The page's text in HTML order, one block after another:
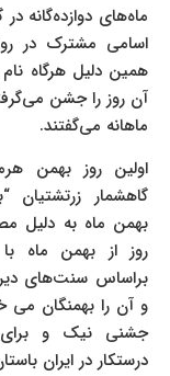
ماه‌های دوازده‌گانه
اسامی مشترک در
همین دلیل هرگاه
آن روز را جشن
ماهانه می‌گفتند.
اولین روز بهمن
گاهشمار زرتشتیان
بهمن ماه به دلیل
روز از بهمن ماه
براساس سنت‌های
و آن را بهمنگان می
جشنی نیک و
درستکار در ایران